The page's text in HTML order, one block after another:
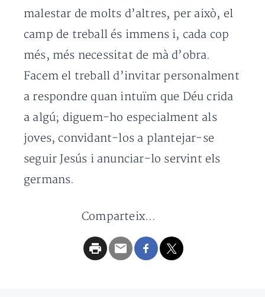
malestar de molts d’altres, per això, el
camp de treball és immens i, cada cop
més, més necessitat de mà d’obra.
Facem el treball d’invitar personalment
a respondre quan intuïm que Déu crida
a algú; diguem-ho especialment als
joves, convidant-los a plantejar-se
seguir Jesús i anunciar-lo servint els
germans.
Comparteix...